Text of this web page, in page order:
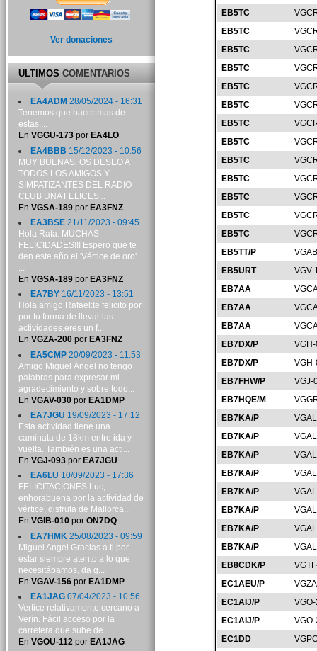
EB5TC
EB5TC
EB5TC
EB5TC
EB5TC
EB5TC
EB5TC
EB5TC
EB5TC
EB5TC
EB5TC
EB5TC
EB5TC
EB5TT/P
EB5URT
VGV-
EB7AA
EB7AA
EB7AA
EB7DX/P
EB7DX/P
EB7FHW/P
VGJ-
EB7HQE/M
EB7KA/P
EB7KA/P
EB7KA/P
EB7KA/P
EB7KA/P
EB7KA/P
EB7KA/P
EB7KA/P
EB8CDK/P
EC1AEU/P
EC1AIJ/P
EC1AIJ/P
EC1DD
Ver donaciones
ULTIMOSCOMENTARIOS
EA4ADM 28/05/2024 - 16:31
Tenemos que hacer mas de
estas....
En VGGU-173por EA4LO
EA4BBB 15/12/2023 - 10:56
MUY BUENAS. OS DESEO A
TODOS LOS AMIGOS Y
SIMPATIZANTES DEL RADIO
CLUB UNA FELICES...
En VGSA-189por EA3FNZ
EA3BSE21/11/2023 - 09:45
Hola Rafa. MUCHAS
FELICIDADES!!! Espero que te
den este año el 'Vértice de oro'
...
En VGSA-189por EA3FNZ
EA7BY16/11/2023 - 13:51
Hola amigo Rafael:te felicito por
por tu forma de llevar las
actividades,eres un f...
En VGZA-200por EA3FNZ
EA5CMP20/09/2023 - 11:53
Amigo Miguel Ángel no tengo
palabras para expresar mi
agradecimiento y sobre todo...
En VGAV-030por EA1DMP
EA7JGU 19/09/2023 - 17:12
Esta actividad tiene una
caminata de 18km entre ida y
vuelta. También es una acti...
En VGJ-093por EA7JGU
EA6LU 10/09/2023 - 17:36
FELICITACIONES Luc,
enhorabuena por la actividad de
vértice, disfruta de Mallorca...
En VGIB-010por ON7DQ
EA7HMK 25/08/2023 - 09:59
Miguel Angel Gracias a ti por
estar siempre atento a lo que
necesitábamos, da g...
En VGAV-156por EA1DMP
EA1JAG07/04/2023 - 10:56
Vertice relativamente cercano a
Verín. Fácil acceso por la
carretera que sube de...
En VGOU-112por EA1JAG